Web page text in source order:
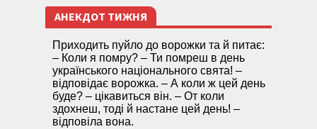
АНЕКДОТ ТИЖНЯ
Приходить пуйло до ворожки та й питає:
– Коли я помру? – Ти помреш в день
українського національного свята! –
відповідає ворожка. – А коли ж цей день
буде? – цікавиться він. – От коли
здохнеш, тоді й настане цей день! –
відповіла вона.